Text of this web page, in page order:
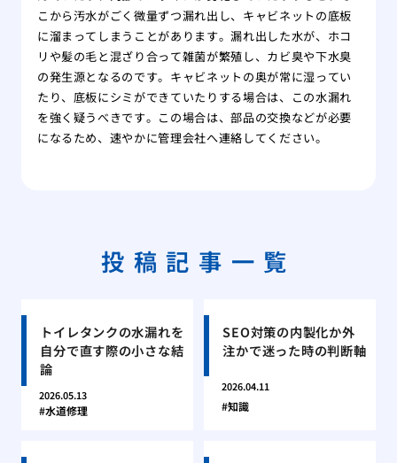
こから汚水がごく微量ずつ漏れ出し、キャビネットの底板
に溜まってしまうことがあります。漏れ出した水が、ホコ
リや髪の毛と混ざり合って雑菌が繁殖し、カビ臭や下水臭
の発生源となるのです。キャビネットの奥が常に湿ってい
たり、底板にシミができていたりする場合は、この水漏れ
を強く疑うべきです。この場合は、部品の交換などが必要
になるため、速やかに管理会社へ連絡してください。
投稿記事一覧
トイレタンクの水漏れを
自分で直す際の小さな結
論
2026.05.13
水道修理
SEO対策の内製化か外
注かで迷った時の判断軸
2026.04.11
知識